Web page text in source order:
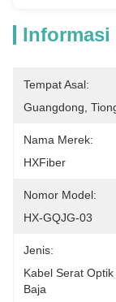
Informasi
Tempat Asal:
Guangdong,
Nama Merek:
HXFiber
Nomor Model:
HX-GQJG-03
Jenis:
Kabel Serat
Baja